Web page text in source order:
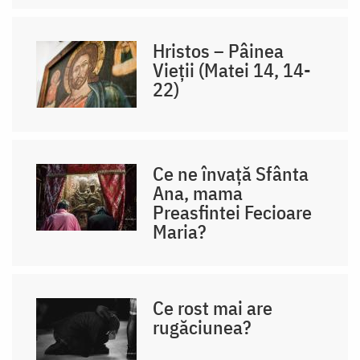
Hristos – Pâinea
Vieții (Matei 14, 14-
22)
Ce ne învață Sfânta
Ana, mama
Preasfintei Fecioare
Maria?
Ce rost mai are
rugăciunea?